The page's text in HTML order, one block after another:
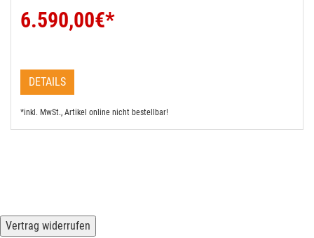
6.590,00€*
DETAILS
*inkl. MwSt., Artikel online nicht bestellbar!
Vertrag widerrufen